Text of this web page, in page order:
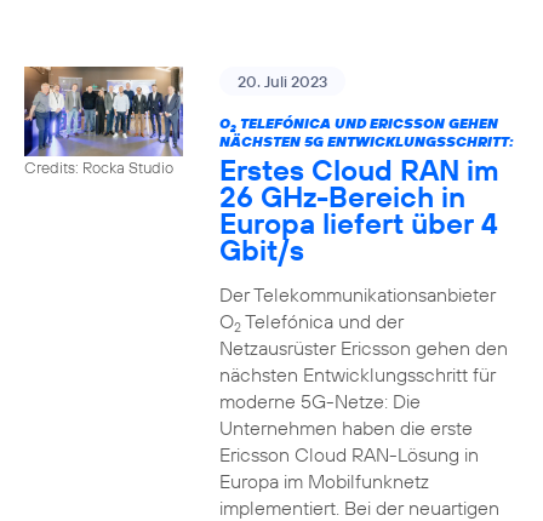
Credits: Rocka Studio
20. Juli 2023
O2TELEFÓNICA UND ERICSSON GEHEN
NÄCHSTEN 5G ENTWICKLUNGSSCHRITT:
Erstes Cloud RAN im
26 GHz-Bereich in
Europa liefert über 4
Gbit/s
Der Telekommunikationsanbieter
O2Telefónica und der
Netzausrüster Ericsson gehen den
nächsten Entwicklungsschritt für
moderne 5G-Netze: Die
Unternehmen haben die erste
Ericsson Cloud RAN-Lösung in
Europa im Mobilfunknetz
implementiert. Bei der neuartigen